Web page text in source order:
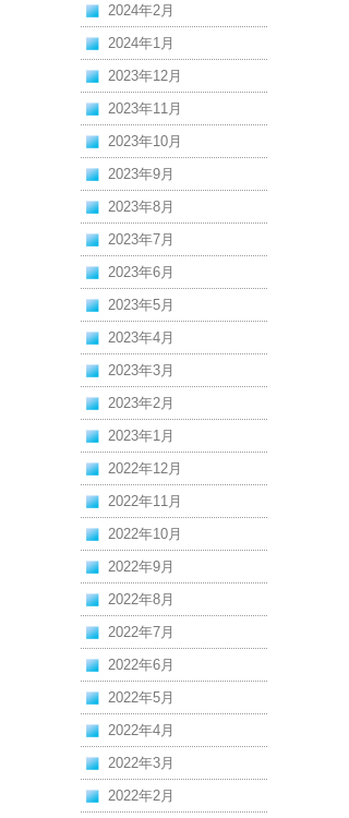
2024年2月
2024年1月
2023年12月
2023年11月
2023年10月
2023年9月
2023年8月
2023年7月
2023年6月
2023年5月
2023年4月
2023年3月
2023年2月
2023年1月
2022年12月
2022年11月
2022年10月
2022年9月
2022年8月
2022年7月
2022年6月
2022年5月
2022年4月
2022年3月
2022年2月